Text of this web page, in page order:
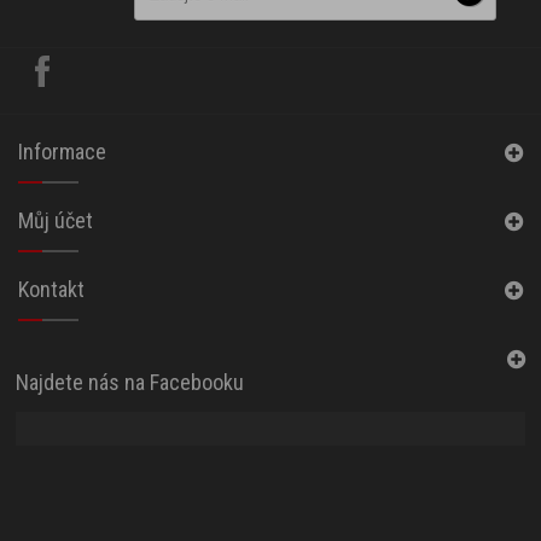
Informace
Můj účet
Kontakt
Najdete nás na Facebooku